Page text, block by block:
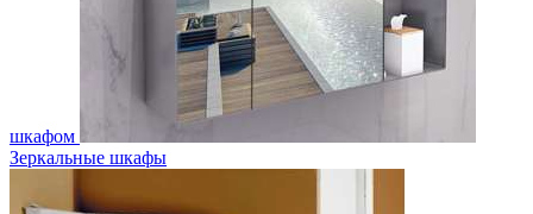
шкафом
Зеркальные шкафы